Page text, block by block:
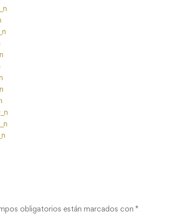
obligatorios están marcados con *